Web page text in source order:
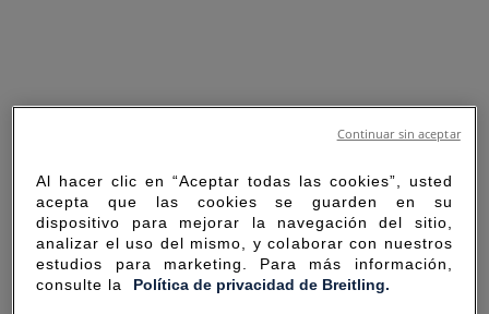
Al hacer clic en “Aceptar todas las cookies”, usted
acepta que las cookies se guarden en su
dispositivo para mejorar la navegación del sitio,
analizar el uso del mismo, y colaborar con nuestros
estudios para marketing. Para más información,
consulte la Política de privacidad de Breitling.
Continuar sin aceptar